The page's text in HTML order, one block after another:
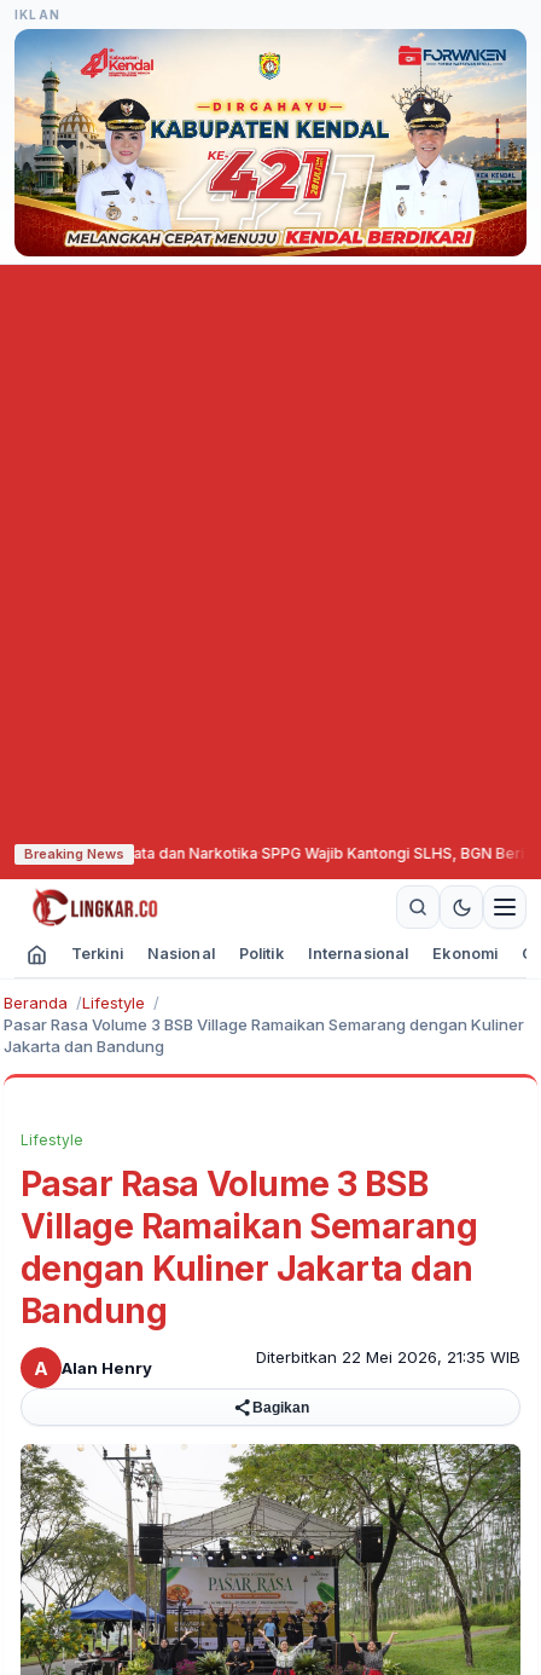
IKLAN
Breaking News
Senjata dan Narkotika·SPPG Wajib Kantongi SLHS, BGN Beri Tenggat
Terkini Nasional Politik Internasional Ekonomi
Beranda
Lifestyle
Pasar Rasa Volume 3 BSB Village Ramaikan Semarang dengan Kuliner
Jakarta dan Bandung
Lifestyle
Pasar Rasa Volume 3 BSB
Village Ramaikan Semarang
dengan Kuliner Jakarta dan
Bandung
A Alan Henry
Diterbitkan 22 Mei 2026, 21:35 WIB
Bagikan